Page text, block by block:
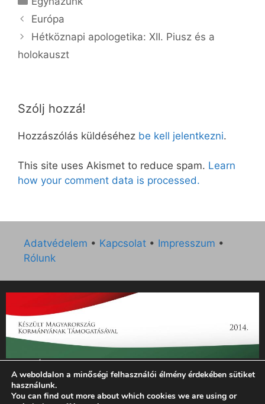
Európa
Hétköznapi apologetika: XII. Piusz és a
holokauszt
Szólj hozzá!
Hozzászólás küldéséhez be kell jelentkezni.
This site uses Akismet to reduce spam. Learn
how your comment data is processed.
Adatvédelem • Kapcsolat • Impresszum •
Rólunk
„Az Új Ember katolikus hetilap 2014. évi működésének
támogatását az EGYH-KCP-14-P-0121 sz. támogatási
szerződés keretében 3 000 000 Ft összegben támogatta az
A weboldalon a minőségi felhasználói élmény érdekében sütiket
használunk.
You can find out more about which cookies we are using or